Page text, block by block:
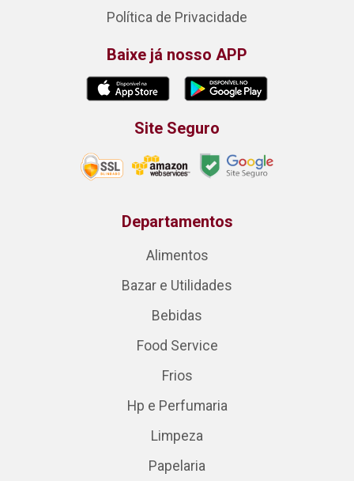
Política de Privacidade
Baixe já nosso APP
Site Seguro
Departamentos
Alimentos
Bazar e Utilidades
Bebidas
Food Service
Frios
Hp e Perfumaria
Limpeza
Papelaria